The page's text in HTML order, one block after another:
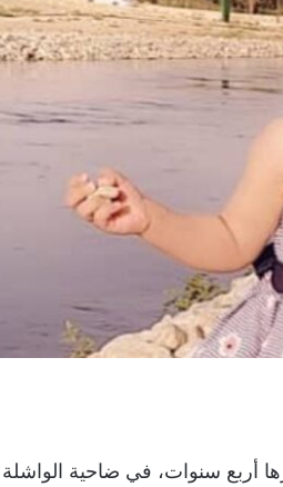
أربع سنوات، في ضاحية الواشلة